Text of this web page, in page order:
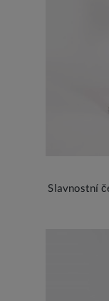
Slavnostní